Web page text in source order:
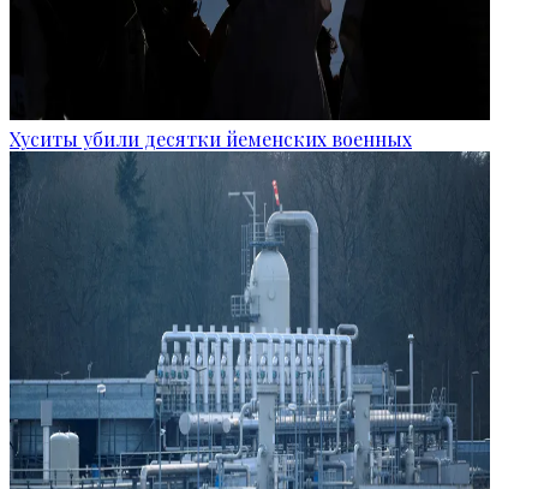
Хуситы убили десятки йеменских военных